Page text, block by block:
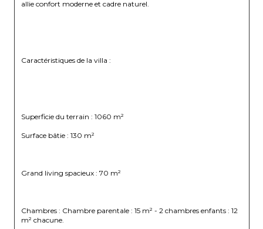
allie confort moderne et cadre naturel.
Caractéristiques de la villa :
Superficie du terrain : 1060 m²
Surface bâtie : 130 m²
Grand living spacieux : 70 m²
Chambres : Chambre parentale : 15 m² - 2 chambres enfants : 12
m² chacune.